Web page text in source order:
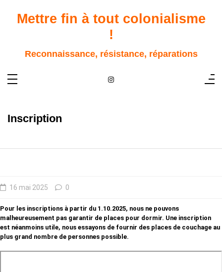
contenuMettre fin à tout colonialisme
!
Reconnaissance, résistance, réparations
Inscription
16 mai 2025 0
Pour les inscriptions à partir du 1.10.2025, nous ne pouvons
malheureusement pas garantir de places pour dormir. Une inscription
est néanmoins utile, nous essayons de fournir des places de couchage au
plus grand nombre de personnes possible.